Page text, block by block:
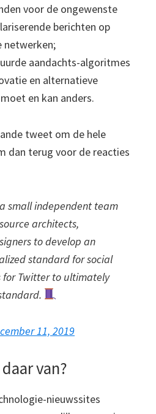
voor de ongewenste
berichten op
netwerken;
aandachts-algoritmes
en alternatieve
en kan anders.
tweet om de hele
dan terug voor de reacties
small independent team
architects,
to develop an
standard for social
for Twitter to ultimately
11, 2019
van?
nieuwssites